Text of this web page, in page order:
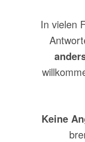
In vielen
Keine